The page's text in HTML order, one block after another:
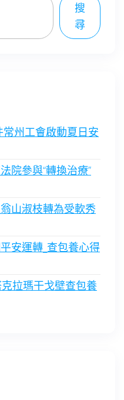
搜
尋
常州工會啟動夏日安
院參與“轉換治療”
山淑枝轉為受軟秀
安運轉_查包養心得
克拉瑪干戈壁查包養